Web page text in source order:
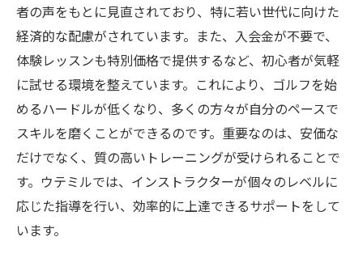
天候に左右されないゴルフの楽しみ方
ウテミルが提供する快適な練習環境
一年中楽しめるインドアゴルフの魅力
悪天候でも安心！ウテミルの利便性
インドア環境でのトレーニングの利点
ウテミルが実現するゴルフライフの安定
初心者も安心インドアゴルフスクールウテミル
のサポート体制
者の声をもとに見直されており、特に若い世代に向けた
経済的な配慮がされています。また、入会金が不要で、
体験レッスンも特別価格で提供するなど、初心者が気軽
に試せる環境を整えています。これにより、ゴルフを始
めるハードルが低くなり、多くの方々が自分のペースで
スキルを磨くことができるのです。重要なのは、安価な
だけでなく、質の高いトレーニングが受けられることで
す。ウテミルでは、インストラクターが個々のレベルに
応じた指導を行い、効率的に上達できるサポートをして
います。